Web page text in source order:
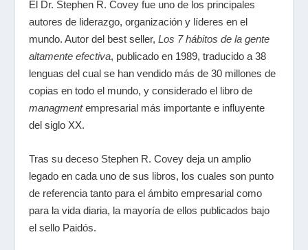
El Dr. Stephen R. Covey fue uno de los principales
autores de liderazgo, organización y líderes en el
mundo. Autor del best seller,Los 7 hábitos de la gente
altamente efectiva, publicado en 1989, traducido a 38
lenguas del cual se han vendido más de 30 millones de
copias en todo el mundo, y considerado el libro de
managmentempresarial más importante e influyente
del siglo XX.
Tras su deceso Stephen R. Covey deja un amplio
legado en cada uno de sus libros, los cuales son punto
de referencia tanto para el ámbito empresarial como
para la vida diaria, la mayoría de ellos publicados bajo
el sello Paidós.